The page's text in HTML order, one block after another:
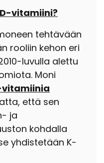
vitamiini?
tehtävään
rooliin kehon eri
luvulla alettu
Moni
vitamiinia
että sen
ja
kohdalla
yhdistetään K-